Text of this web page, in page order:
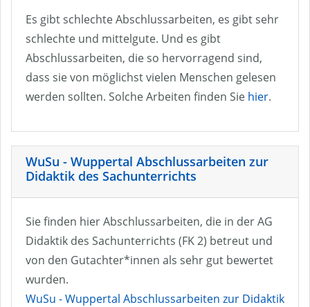
Es gibt schlechte Abschlussarbeiten, es gibt sehr
schlechte und mittelgute. Und es gibt
Abschlussarbeiten, die so hervorragend sind,
dass sie von möglichst vielen Menschen gelesen
werden sollten. Solche Arbeiten finden Sie hier.
WuSu - Wuppertal Abschlussarbeiten zur
Didaktik des Sachunterrichts
Sie finden hier Abschlussarbeiten, die in der AG
Didaktik des Sachunterrichts (FK 2) betreut und
von den Gutachter*innen als sehr gut bewertet
wurden.
WuSu - Wuppertal Abschlussarbeiten zur Didaktik